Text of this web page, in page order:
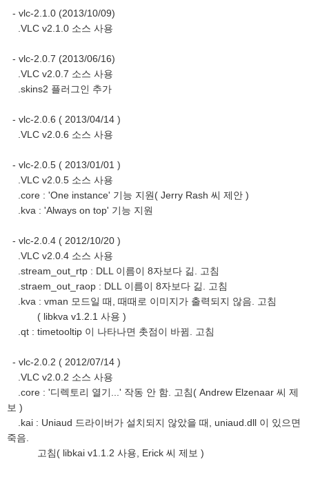
- vlc-2.1.0 (2013/10/09)
.VLC v2.1.0 소스 사용
- vlc-2.0.7 (2013/06/16)
.VLC v2.0.7 소스 사용
.skins2 플러그인 추가
- vlc-2.0.6 ( 2013/04/14 )
.VLC v2.0.6 소스 사용
- vlc-2.0.5 ( 2013/01/01 )
.VLC v2.0.5 소스 사용
.core : 'One instance' 기능 지원( Jerry Rash 씨 제안 )
.kva : 'Always on top' 기능 지원
- vlc-2.0.4 ( 2012/10/20 )
.VLC v2.0.4 소스 사용
.stream_out_rtp : DLL 이름이 8자보다 긺. 고침
.straem_out_raop : DLL 이름이 8자보다 긺. 고침
.kva : vman 모드일 때, 때때로 이미지가 출력되지 않음. 고침
( libkva v1.2.1 사용 )
.qt : timetooltip 이 나타나면 촛점이 바뀜. 고침
- vlc-2.0.2 ( 2012/07/14 )
.VLC v2.0.2 소스 사용
.core : '디렉토리 열기...' 작동 안 함. 고침( Andrew Elzenaar 씨 제
보 )
.kai : Uniaud 드라이버가 설치되지 않았을 때, uniaud.dll 이 있으면
죽음.
고침( libkai v1.1.2 사용, Erick 씨 제보 )